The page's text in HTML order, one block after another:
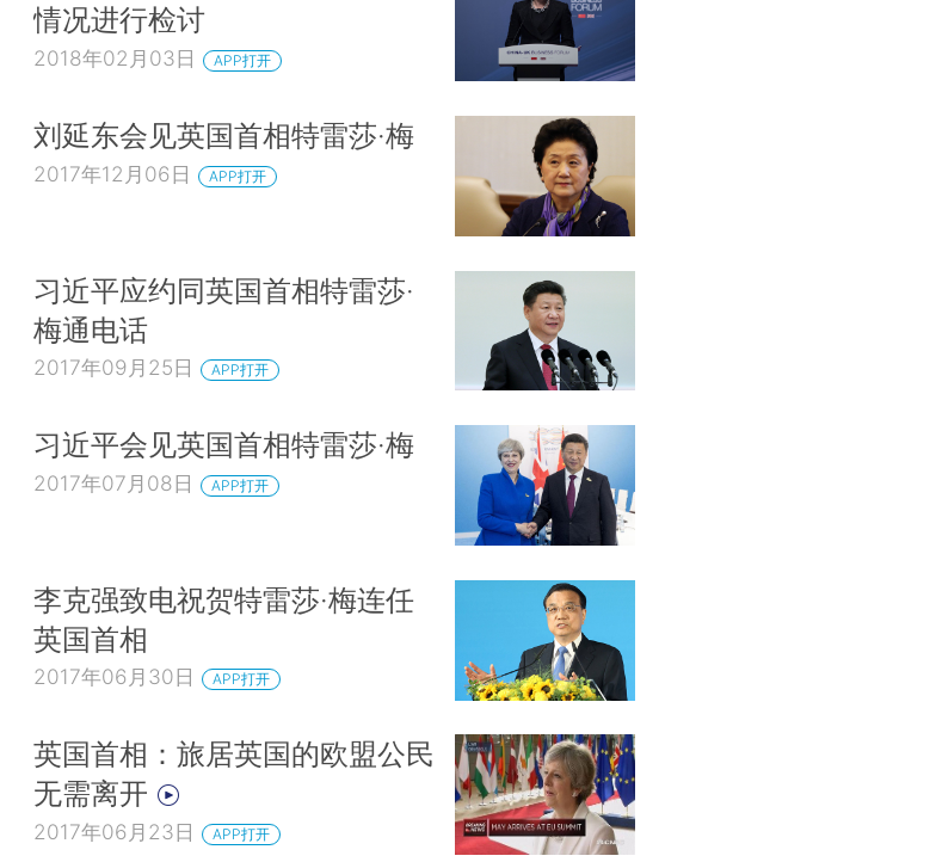
情况进行检讨
2018年02月03日 APP打开
刘延东会见英国首相特雷莎·梅
2017年12月06日 APP打开
习近平应约同英国首相特雷莎·
梅通电话
2017年09月25日 APP打开
习近平会见英国首相特雷莎·梅
2017年07月08日 APP打开
李克强致电祝贺特雷莎·梅连任
英国首相
2017年06月30日 APP打开
英国首相：旅居英国的欧盟公民
无需离开
2017年06月23日 APP打开